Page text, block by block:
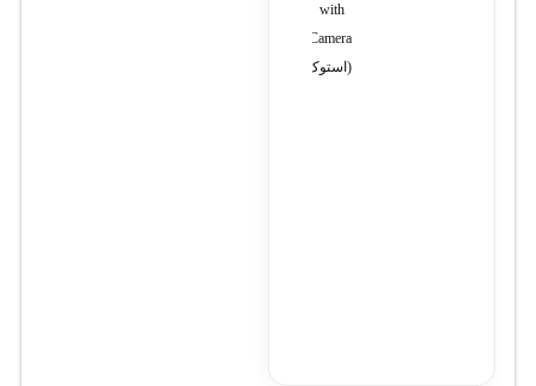
with
Camera
(استوک)